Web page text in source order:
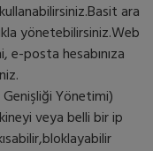
ara
yönetebilirsiniz.Web
posta hesabınıza
Yönetimi)
veya belli bir ip